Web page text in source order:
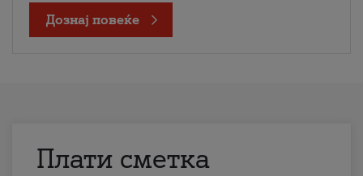
Дознај повеќе
Плати сметка